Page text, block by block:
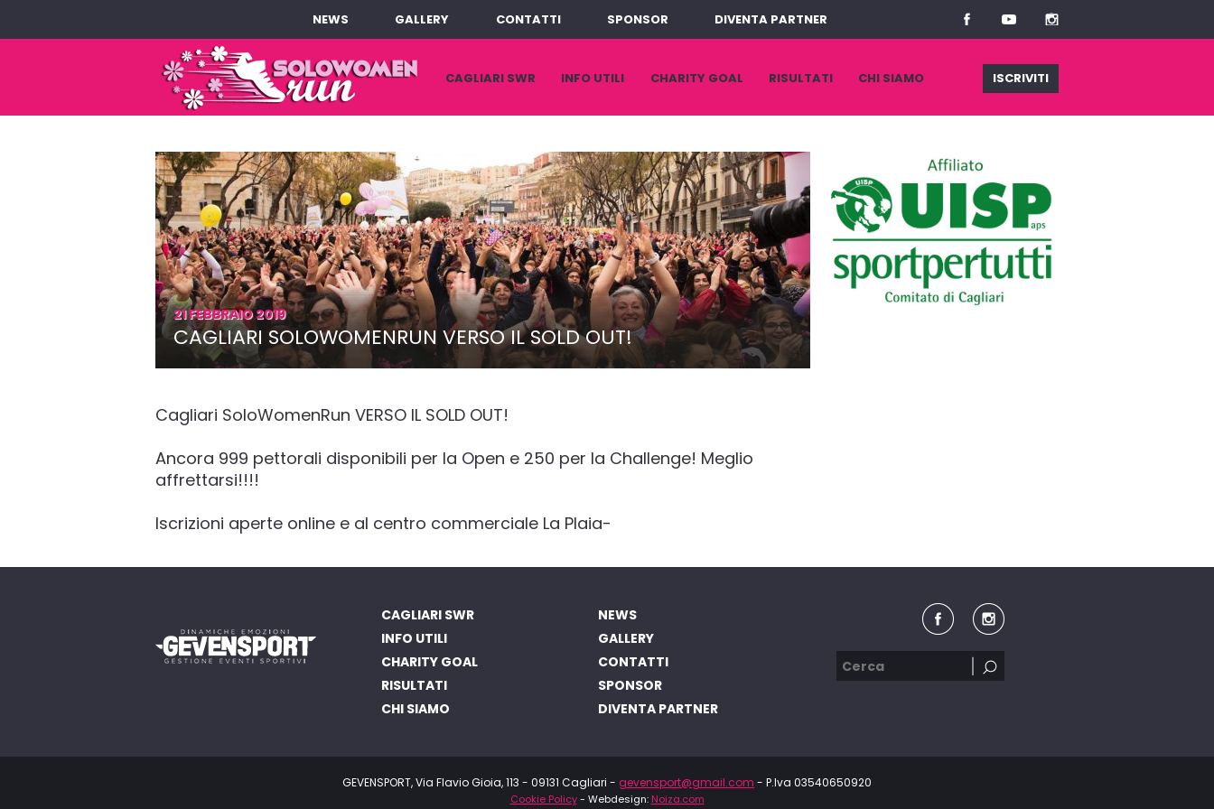
NEWS GALLERY CONTATTI SPONSOR DIVENTA PARTNER
VAI
CAGLIARI SWR INFO UTILI CHARITY GOAL RISULTATI CHI SIAMO ISCRIVITI
21 FEBBRAIO 2019
CAGLIARI SOLOWOMENRUN VERSO IL SOLD OUT!
Cagliari SoloWomenRun VERSO IL SOLD OUT!
Ancora 999 pettorali disponibili per la Open e 250 per la Challenge! Meglio
affrettarsi!!!!
Iscrizioni aperte online e al centro commerciale La Plaia-
CAGLIARI SWR
INFO UTILI
CHARITY GOAL
RISULTATI
CHI SIAMO
NEWS
GALLERY
CONTATTI
SPONSOR
DIVENTA PARTNER
GEVENSPORT, Via Flavio Gioia, 113 - 09131 Cagliari - gevensport@gmail.com - P.Iva 03540650920
Cookie Policy- Webdesign: Noiza.com